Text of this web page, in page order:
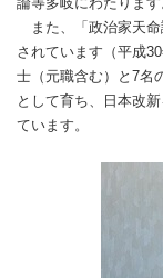
また、「政治家天命
されています（平成
士（元職含む）と7名
として育ち、日本改
ています。